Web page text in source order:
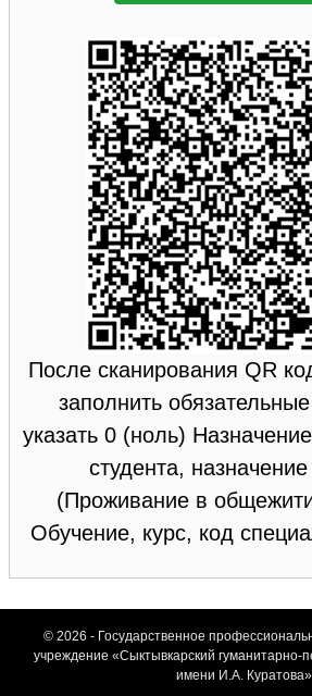
После сканирования QR
заполнить
указать 0 (ноль)
студента,
(Проживание в
Обучение, курс, код
© 2026 - Государственное
учреждение «Сыктывкарский гуманитарно-
имени И.А. Куратова»